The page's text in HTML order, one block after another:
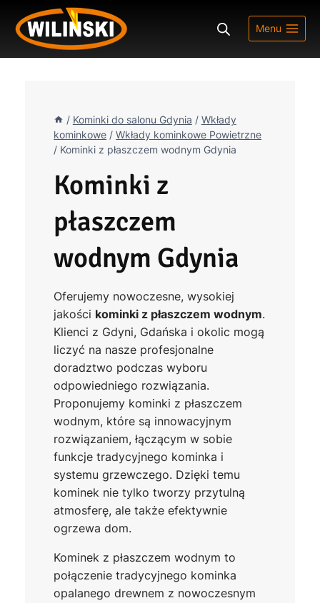
Przejdź
treści
Menu
/ Kominki do salonu Gdynia / Wkłady
kominkowe / Wkłady kominkowe Powietrzne
/ Kominki z płaszczem wodnym Gdynia
Kominki z
płaszczem
wodnym Gdynia
Oferujemy nowoczesne, wysokiej
jakości kominki z płaszczem wodnym.
Klienci z Gdyni, Gdańska i okolic mogą
liczyć na nasze profesjonalne
doradztwo podczas wyboru
odpowiedniego rozwiązania.
Proponujemy kominki z płaszczem
wodnym, które są innowacyjnym
rozwiązaniem, łączącym w sobie
funkcje tradycyjnego kominka i
systemu grzewczego. Dzięki temu
kominek nie tylko tworzy przytulną
atmosferę, ale także efektywnie
ogrzewa dom.
Kominek z płaszczem wodnym to
połączenie tradycyjnego kominka
opalanego drewnem z nowoczesnym